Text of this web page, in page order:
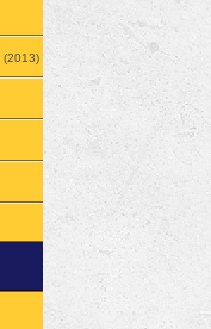
(2013)